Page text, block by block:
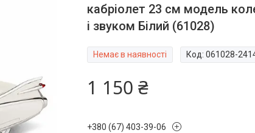
кабріолет 23 см модель
і звуком Білий (61028)
Немає в наявності Код:061028-
1 150 ₴
+380 (67) 403-39-06